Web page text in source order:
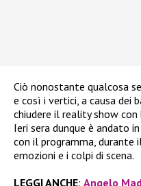
Ciò nonostante qualcosa
e così i vertici, a causa dei
chiudere il reality show
Ieri sera dunque è andato
con il programma, durante
emozioni e i colpi di scena.
LEGGI ANCHE: Angelo